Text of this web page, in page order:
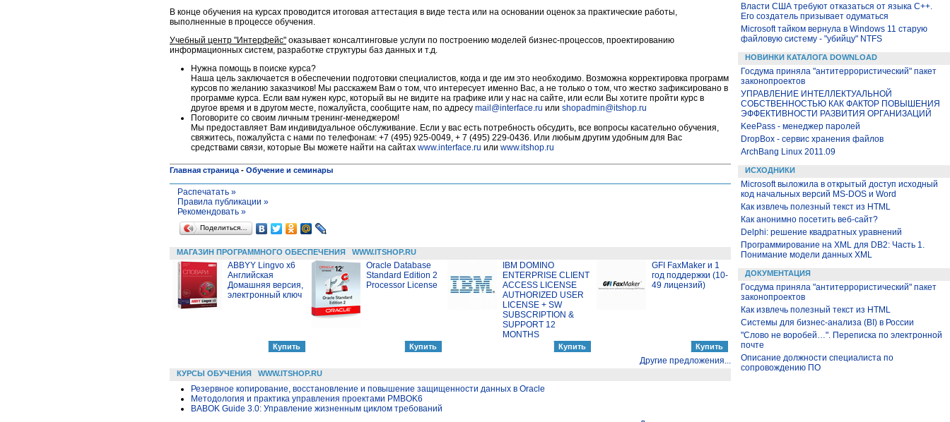
В конце обучения на курсах проводится итоговая аттестация в виде теста или на основании оценок за практические работы,
выполненные в процессе обучения.
Учебный центр "Интерфейс" оказывает консалтинговые услуги по построению моделей бизнес-процессов, проектированию
информационных систем, разработке структуры баз данных и т.д.
Нужна помощь в поиске курса?
Наша цель заключается в обеспечении подготовки специалистов, когда и где им это необходимо. Возможна корректировка программ
курсов по желанию заказчиков! Мы расскажем Вам о том, что интересует именно Вас, а не только о том, что жестко зафиксировано в
программе курса. Если вам нужен курс, который вы не видите на графике или у нас на сайте, или если Вы хотите пройти курс в
другое время и в другом месте, пожалуйста, сообщите нам, по адресу mail@interface.ru или shopadmin@itshop.ru
Поговорите со своим личным тренинг-менеджером!
Мы предоставляет Вам индивидуальное обслуживание. Если у вас есть потребность обсудить, все вопросы касательно обучения,
свяжитесь, пожалуйста c нами по телефонам: +7 (495) 925-0049, + 7 (495) 229-0436. Или любым другим удобным для Вас
средствами связи, которые Вы можете найти на сайтах www.interface.ru или www.itshop.ru
Главная страница - Обучение и семинары
Распечатать »
Правила публикации »
Рекомендовать »
Поделиться…
МАГАЗИН ПРОГРАММНОГО ОБЕСПЕЧЕНИЯ WWW.ITSHOP.RU
ABBYY Lingvo x6
Английская
Домашняя версия,
электронный ключ
Oracle Database
Standard Edition 2
Processor License
IBM DOMINO
ENTERPRISE CLIENT
ACCESS LICENSE
AUTHORIZED USER
LICENSE + SW
SUBSCRIPTION &
SUPPORT 12
MONTHS
GFI FaxMaker и 1
год поддержки (10-
49 лицензий)
Другие предложения...
КУРСЫ ОБУЧЕНИЯ WWW.ITSHOP.RU
Резервное копирование, восстановление и повышение защищенности данных в Oracle
Методология и практика управления проектами PMBOK6
BABOK Guide 3.0: Управление жизненным циклом требований
Власти США требуют отказаться от языка C++.
Его создатель призывает одуматься
Microsoft тайком вернула в Windows 11 старую
файловую систему - "убийцу" NTFS
НОВИНКИ КАТАЛОГА DOWNLOAD
Госдума приняла "антитеррористический" пакет
законопроектов
УПРАВЛЕНИЕ ИНТЕЛЛЕКТУАЛЬНОЙ
СОБСТВЕННОСТЬЮ КАК ФАКТОР ПОВЫШЕНИЯ
ЭФФЕКТИВНОСТИ РАЗВИТИЯ ОРГАНИЗАЦИЙ
KeePass - менеджер паролей
DropBox - сервис хранения файлов
ArchBang Linux 2011.09
ИСХОДНИКИ
Microsoft выложила в открытый доступ исходный
код начальных версий MS-DOS и Word
Как извлечь полезный текст из HTML
Как анонимно посетить веб-сайт?
Delphi: решение квадратных уравнений
Программирование на XML для DB2: Часть 1.
Понимание модели данных XML
ДОКУМЕНТАЦИЯ
Госдума приняла "антитеррористический" пакет
законопроектов
Как извлечь полезный текст из HTML
Системы для бизнес-анализа (BI) в России
"Слово не воробей…". Переписка по электронной
почте
Описание должности специалиста по
сопровождению ПО